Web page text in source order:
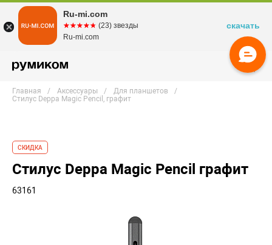
Главная Аксессуары
Для планшетов
Стилус Deppa Magic Pencil, графит
СКИДКА
Стилус Deppa Magic Pencil графит
63161
Ru-mi.com
☆☆☆☆☆
★★★★★ (23) звезды
Ru-mi.com
скачать